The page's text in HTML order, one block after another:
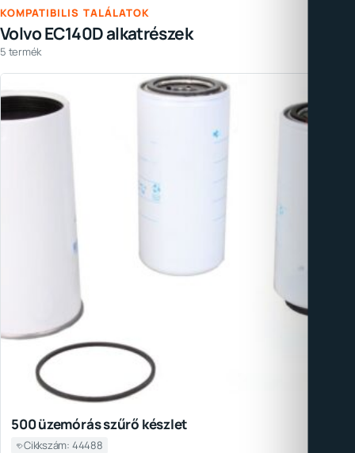
KOMPATIBILIS TALÁLATOK
Volvo EC140D alkatrészek
5 termék
500 üzemórás szűrő készlet
Cikkszám: 44488